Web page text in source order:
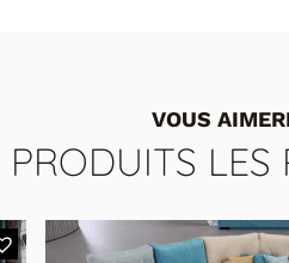
VOUS
PRODUITS LES